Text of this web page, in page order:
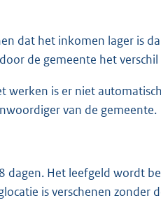
dat het inkomen lager is
de gemeente het
werken is er niet
van de gemeente.
dagen. Het leefgeld wordt
is verschenen zonder